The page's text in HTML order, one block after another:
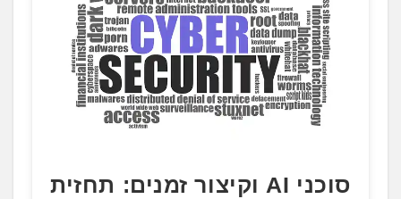
סוכני AI וקיצור זמנים: תחזית